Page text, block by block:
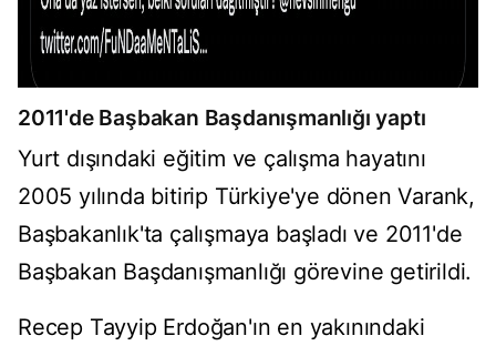
2011'de Başbakan Başdanışmanlığı yaptı
Yurt dışındaki eğitim ve çalışma hayatını
2005 yılında bitirip Türkiye'ye dönen Varank,
Başbakanlık'ta çalışmaya başladı ve 2011'de
Başbakan Başdanışmanlığı görevine getirildi.
Recep Tayyip Erdoğan'ın en yakınındaki